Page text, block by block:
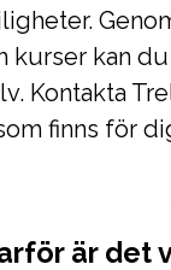
kan
Kontakta
finns för
är det